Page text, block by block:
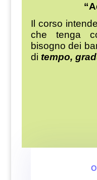
Il corso
che tenga
bisogno dei
di tempo,